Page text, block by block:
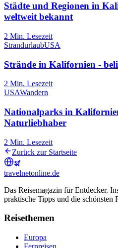
Städte und Regionen in
weltweit bekannt
2 Min. Lesezeit
StrandurlaubUSA
Strände in Kalifornien -
2 Min. Lesezeit
USAWandern
Nationalparks in
Naturliebhaber
2 Min. Lesezeit
Zurück zur Startseite
travelnetonline.de
Das Reisemagazin für Entdecker.
praktische Tipps und die schönsten
Reisethemen
Europa
Fernreisen